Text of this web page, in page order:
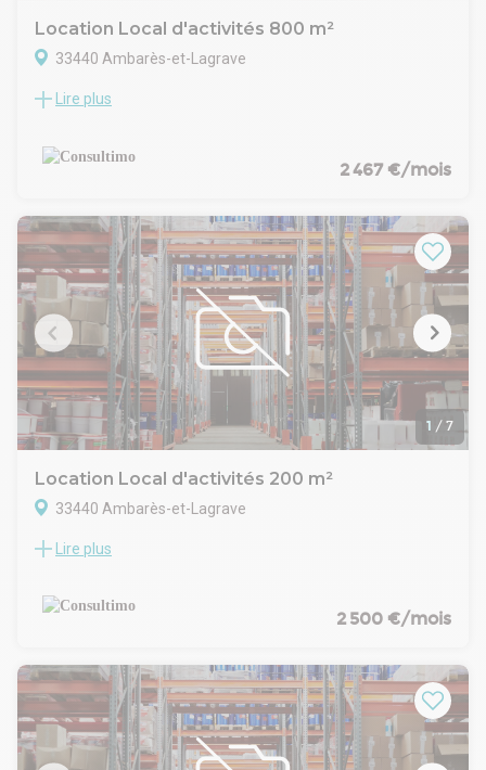
Location Local d'activités 800 m²
33440 Ambarès-et-Lagrave
Su la commune d'Ambares et Lagrave, Consultimo vous
bureaux de 800 m² avec deux bungalows équipés. de plus,
l'entrepôt dispose d'une surface extérieure privative
honoraires d'agence Consultimo représentent 20 % du loyer
annuel hors taxes et hors charge.
#TA
Lire plus
2 467 €/mois
1 / 7
Location Local d'activités 200 m²
33440 Ambarès-et-Lagrave
Sur la commune de Ambares et Lagrave, proche A 62,
usage de stockage et de bureaux. Le local ainsi que les
bureaux sont entièrement aménagés. De plus, ce local
20 % du loyer annuel hors charges et hors taxes.
#TA
Lire plus
2 500 €/mois